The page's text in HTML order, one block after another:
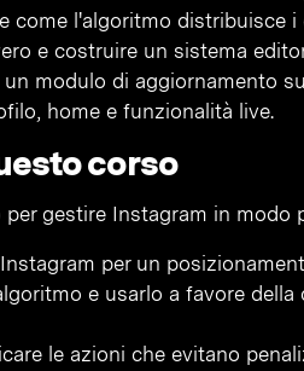
come l'algoritmo distribuisce i
e costruire un sistema
modulo di aggiornamento
home e funzionalità live.
corso
gestire Instagram in modo
per un
e usarlo a favore della
le azioni che evitano